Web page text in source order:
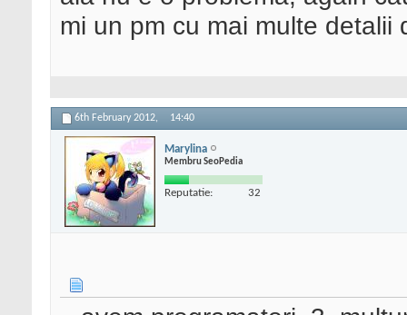
mi un pm cu mai multe
6th February 2012, 14:40
Marylina
Membru SeoPedia
Reputatie: 32